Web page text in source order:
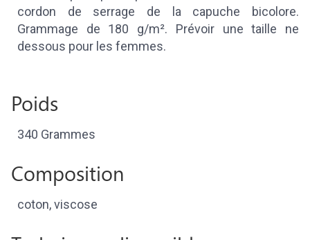
cordon de serrage de la capuche bicolore.
Grammage de 180 g/m². Prévoir une taille ne
dessous pour les femmes.
Poids
340 Grammes
Composition
coton, viscose